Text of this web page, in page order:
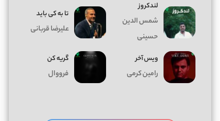
لندکروز
شمس الدین
حسینی
تا به کی باید
علیرضا قربانی
ویس آخر
رامین کرمی
گریه کن
فرووال